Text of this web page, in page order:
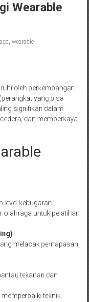
Wearable
, wearable
oleh perkembangan
yang bisa
signifikan dalam
dan memperkaya
kebugaran.
olahraga untuk pelatihan
melacak pernapasan,
tekanan dan
teknik.